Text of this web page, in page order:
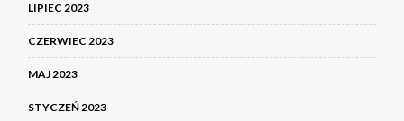
LIPIEC 2023
CZERWIEC 2023
MAJ 2023
STYCZEŃ 2023